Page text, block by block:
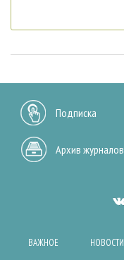
Подписка
Архив журналов
ВАЖНОЕ НОВОСТИ